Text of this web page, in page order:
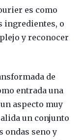
es como
ingredientes, o
y reconocer
de
entrada una
aspecto muy
un conjunto
ondas seno y